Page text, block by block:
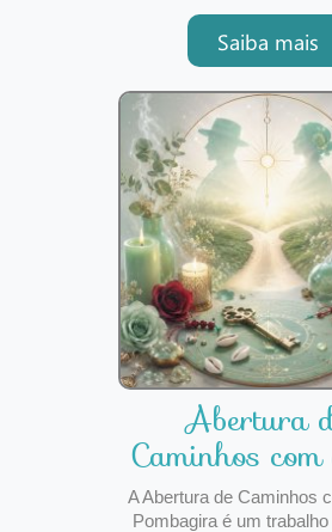
ritual consiste numa
que seus caminhos sejam
abertos numa nova teia
Saiba mais
Abertura
Caminhos
A Abertura de Caminhos
Pombagira é um